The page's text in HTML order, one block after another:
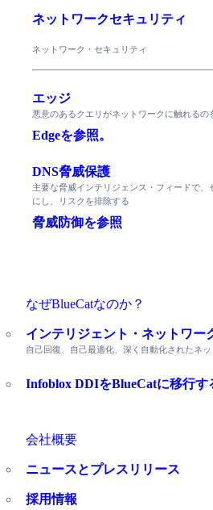
ネットワークセキュリティ
ネットワーク・セキュリティ
エッジ
悪意のあるクエリがネットワークに触れるの
Edgeを参照。
DNS脅威保護
主要な脅威インテリジェンス・フィードで
にし、リスクを排除する
脅威防御を参照
なぜBlueCatなのか？
インテリジェント・ネットワー
自己回復、自己最適化、深く自動化されたネ
Infoblox DDIをBlueCatに移行す
会社概要
ニュースとプレスリリース
採用情報